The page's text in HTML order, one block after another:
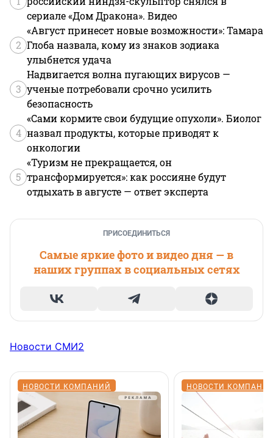
сериале «Дом Дракона». Видео
2
«Август принесет новые возможности»: Тамара
Глоба назвала, кому из знаков зодиака
улыбнется удача
3
Надвигается волна пугающих вирусов —
ученые потребовали срочно усилить
безопасность
4
«Сами кормите свои будущие опухоли». Биолог
назвал продукты, которые приводят к
онкологии
5
«Туризм не прекращается, он
трансформируется»: как россияне будут
отдыхать в августе — ответ эксперта
ПРИСОЕДИНИТЬСЯ
Самые яркие фото и видео дня — в
наших группах в социальных сетях
Новости СМИ2
НОВОСТИ КОМПАНИЙ НОВОСТИ